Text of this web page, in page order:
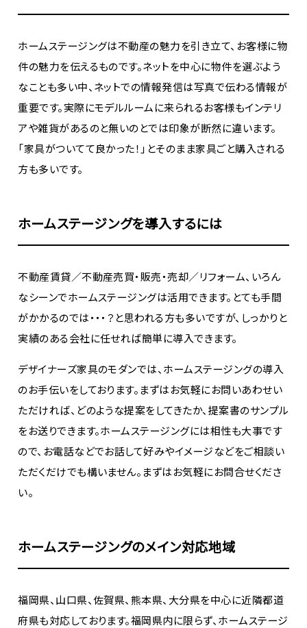
ホームステージングは不動産の魅力を引き立て、お客様に物
件の魅力を伝えるものです。ネットを中心に物件を選ぶよう
なことも多い中、ネットでの情報発信は写真で伝わる情報が
重要です。実際にモデルルームに来られるお客様もインテリ
アや雑貨があるのと無いのとでは印象が断然に違います。
「家具がついてて良かった！」とそのまま家具ごと購入される
方も多いです。
ホームステージングを導入するには
不動産賃貸／不動産売買・販売・売却／リフォーム、いろん
なシーンでホームステージングは活用できます。とても手間
がかかるのでは・・・？と思われる方も多いですが、しっかりと
実績のある会社に任せれば簡単に導入できます。
デザイナーズ家具のモダンでは、ホームステージングの導入
のお手伝いをしております。まずはお気軽にお問いあわせい
ただければ、どのような提案をしてきたか、提案書のサンプル
をお送りできます。ホームステージングには相性も大事です
ので、お電話などでお話して好みやイメージなどをご相談い
ただくだけでも構いません。まずはお気軽にお問合せくださ
い。
ホームステージングのメイン対応地域
福岡県、山口県、佐賀県、熊本県、大分県を中心に近隣都道
府県も対応しております。福岡県内に限らず、ホームステージ